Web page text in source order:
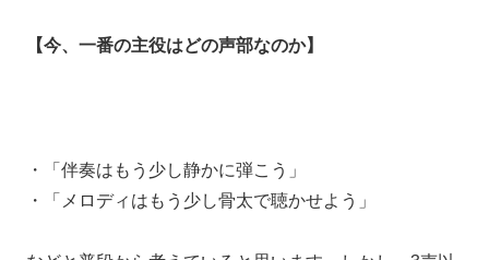
【今、一番の主役はどの声部なのか】
・「伴奏はもう少し静かに弾こう」
・「メロディはもう少し骨太で聴かせよう」